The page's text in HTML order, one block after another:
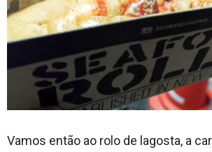
Vamos então ao rolo de lagosta, a